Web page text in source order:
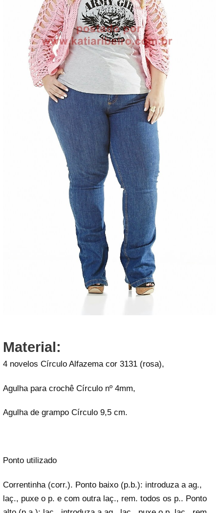
Material:
4 novelos Círculo Alfazema cor 3131 (rosa),
Agulha para crochê Círculo nº 4mm,
Agulha de grampo Círculo 9,5 cm.
Ponto utilizado
Correntinha (corr.). Ponto baixo (p.b.): introduza a ag.,
laç., puxe o p. e com outra laç., rem. todos os p.. Ponto